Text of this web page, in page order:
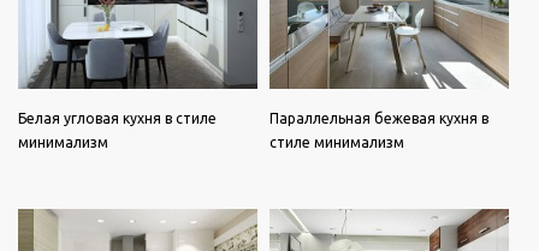
Белая угловая кухня в стиле
минимализм
Параллельная бежевая кухня в
стиле минимализм